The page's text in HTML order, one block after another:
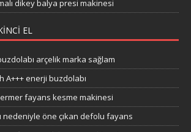
dikey balya presi makinesi
| İKINCI EL
arçelik marka sağlam
A+++ enerji buzdolabı
fayans kesme makinesi
nedeniyle öne çıkan defolu fayans